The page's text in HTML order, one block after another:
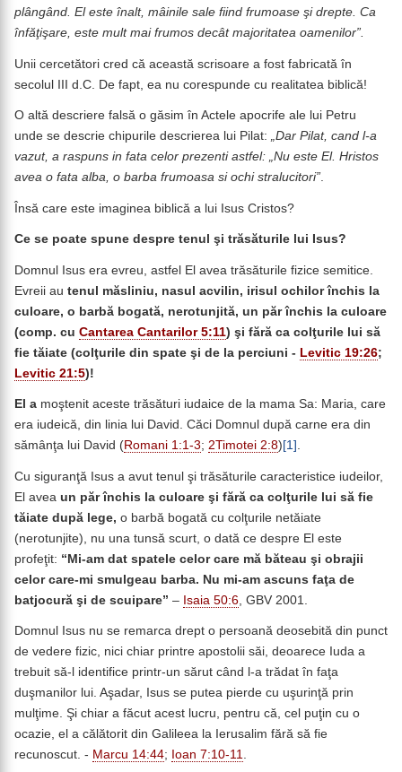
plângând. El este înalt, mâinile sale fiind frumoase şi drepte. Ca
înfăţişare, este mult mai frumos decât majoritatea oamenilor”.
Unii cercetători cred că această scrisoare a fost fabricată în
secolul III d.C. De fapt, ea nu corespunde cu realitatea biblică!
O altă descriere falsă o găsim în Actele apocrife ale lui Petru
unde se descrie chipurile descrierea lui Pilat: „Dar Pilat, cand l-a
vazut, a raspuns in fata celor prezenti astfel: „Nu este El. Hristos
avea o fata alba, o barba frumoasa si ochi stralucitori”.
Însă care este imaginea biblică a lui Isus Cristos?
Ce se poate spune despre tenul şi trăsăturile lui Isus?
Domnul Isus era evreu, astfel El avea trăsăturile fizice semitice.
Evreii au tenul măsliniu, nasul acvilin, irisul ochilor închis la
culoare, o barbă bogată, nerotunjită, un păr închis la culoare
(comp. cu Cantarea Cantarilor 5:11) şi fără ca colţurile lui să
fie tăiate (colţurile din spate şi de la perciuni - Levitic 19:26;
Levitic 21:5)!
El a moştenit aceste trăsături iudaice de la mama Sa: Maria, care
era iudeică, din linia lui David. Căci Domnul după carne era din
sămânţa lui David (Romani 1:1-3; 2Timotei 2:8) [1] .
Cu siguranţă Isus a avut tenul şi trăsăturile caracteristice iudeilor,
El avea un păr închis la culoare şi fără ca colţurile lui să fie
tăiate după lege, o barbă bogată cu colţurile netăiate
(nerotunjite), nu una tunsă scurt, o dată ce despre El este
profeţit: “Mi-am dat spatele celor care mă băteau şi obrajii
celor care-mi smulgeau barba. Nu mi-am ascuns faţa de
batjocură şi de scuipare” – Isaia 50:6 , GBV 2001.
Domnul Isus nu se remarca drept o persoană deosebită din punct
de vedere fizic, nici chiar printre apostolii săi, deoarece Iuda a
trebuit să-l identifice printr-un sărut când l-a trădat în faţa
duşmanilor lui. Aşadar, Isus se putea pierde cu uşurinţă prin
mulţime. Şi chiar a făcut acest lucru, pentru că, cel puţin cu o
ocazie, el a călătorit din Galileea la Ierusalim fără să fie
recunoscut. - Marcu 14:44; Ioan 7:10-11.